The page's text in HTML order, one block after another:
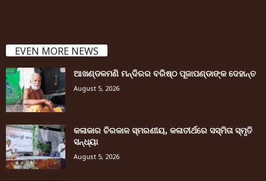
EVEN MORE NEWS
ଆଖଣ୍ଡଳମଣି ମନ୍ଦିରର ବରିଷ୍ଠ ପୂଜାପଣ୍ଡାଙ୍କ ଦେହାନ୍ତ
August 5, 2026
କଳାକାର ଚିରକାଳ ସ୍ମରଣୀୟ, କଳାତୀର୍ଥରେ ସସ୍ମିତା ସ୍ମୃତି
ସନ୍ଧ୍ୟା
August 5, 2026